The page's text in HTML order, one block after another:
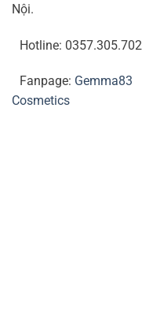
Nội.
Hotline: 0357.305.702
Fanpage: Gemma83
Cosmetics